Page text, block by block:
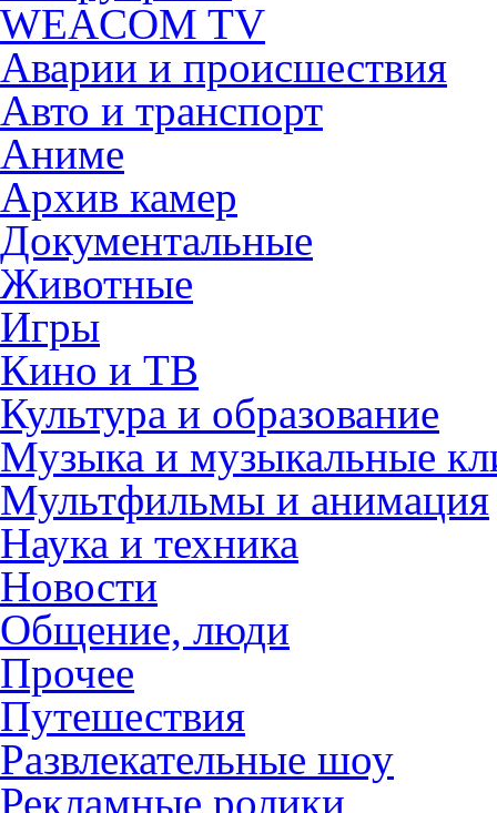
WEACOM TV
Аварии и происшествия
Авто и транспорт
Аниме
Архив камер
Документальные
Животные
Игры
Кино и ТВ
Культура и образование
Музыка и музыкальные
Мультфильмы и анимация
Наука и техника
Новости
Общение, люди
Прочее
Путешествия
Развлекательные шоу
Рекламные ролики